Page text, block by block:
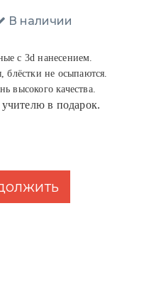
В наличии
с 3d нанесением.
блёстки не осыпаются.
высокого качества.
в подарок.